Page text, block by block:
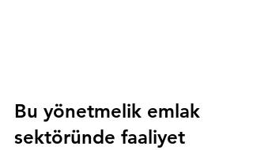
Bu yönetmelik emlak
sektöründe faaliyet